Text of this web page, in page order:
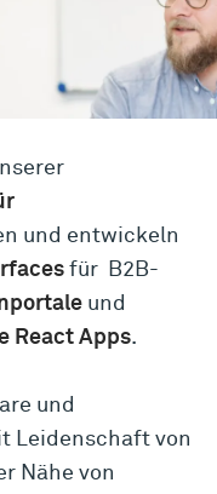
und entwickeln
für B2B-
und
React Apps.
und
Leidenschaft von
Nähe von